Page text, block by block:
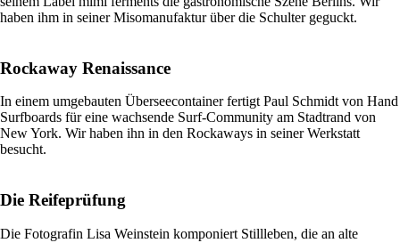
haben ihm in seiner Misomanufaktur über die Schulter geguckt.
Rockaway Renaissance
In einem umgebauten Überseecontainer fertigt Paul Schmidt von Hand
Surfboards für eine wachsende Surf-Community am Stadtrand von
New York. Wir haben ihn in den Rockaways in seiner Werkstatt
besucht.
Die Reifeprüfung
Die Fotografin Lisa Weinstein komponiert Stillleben, die an alte